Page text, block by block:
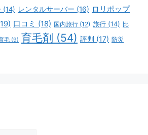
(14) レンタルサーバー (16) ロリポップ
口コミ (18) 国内旅行 (12) 旅行 (14) 比
毛 (9) 育毛剤 (54) 評判 (17) 防災